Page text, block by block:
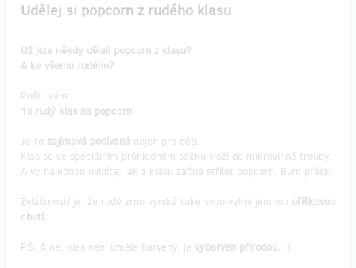
Udělej si popcorn z rudého klasu
Už jste někdy dělali popcorn z klasu?
A ke všemu rudého?
Pošlu vám:
1x rudý klas na popcorn
Je to zajímavá podívaná nejen pro děti.
Klas se ve speciálním průhledném sáčku vloží do mikrovlnné trouby.
A vy najednou uvidíte, jak z klasu začne střílet popcorn. Bum prásk!
Zvláštností je, že rudé zrno vyniká také svou velmi jemnou oříškovou
chutí.
PS: A ne, klas není uměle barvený, je vybarven přírodou. :)